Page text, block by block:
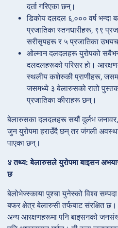
दर्ता गरिएका छन्।
डिकोय दलदल ६,००० वर्ष भन्दा
प्रजातिका स्तनधारीहरू, ९९
सरीसृपहरू र ५ प्रजातिका
ओल्मान दलदलहरू युरोपको
दलदलहरूको परिसर हो।
स्थलीय कशेरुकी प्राणीहरू,
जसमध्ये ३ बेलारुसको रातो
प्रजातिका कीराहरू छन्।
बेलारुसका दलदलहरू सयौं दुर्लभ जनावर,
जुन युरोपमा हराउँदै छन् तर जंगली
पाएका छन्।
४ तथ्य: बेलारुसले युरोपमा बाइसन
छ
बेलोभेज्स्काया पुश्चा युनेस्को विश्व
बफर क्षेत्र बेलारुसी तर्फबाट संरक्षित
अन्य आरक्षणहरूमा पनि बाइसनको